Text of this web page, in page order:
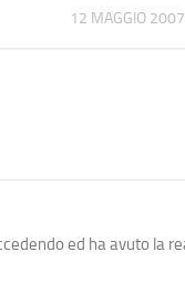
12 MAGGIO 2007
ed ha avuto la